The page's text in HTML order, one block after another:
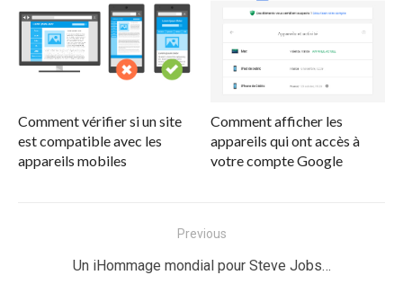
Comment vérifier si un site
est compatible avec les
appareils mobiles
Comment afficher les
appareils qui ont accès à
votre compte Google
Previous
Previous
Un iHommage mondial pour Steve Jobs…